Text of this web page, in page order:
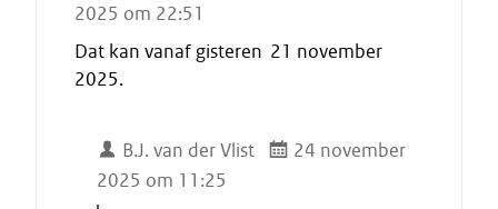
2025 om 22:51
Dat kan vanaf gisteren 21 november
2025.
B.J. van der Vlist
24 november
2025 om 11:25